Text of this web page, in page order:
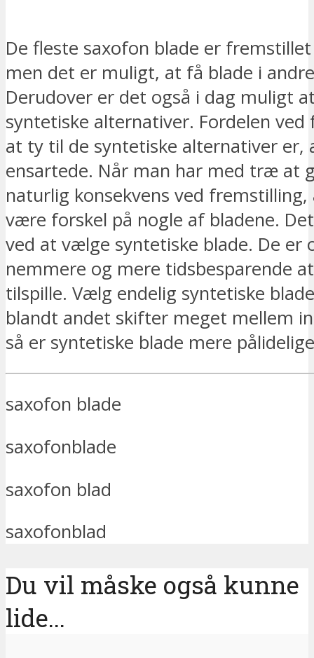
De fleste saxofon blade er
men det er muligt, at få blade i
Derudover er det også i dag muligt
syntetiske alternativer. Fordelen ved
at ty til de syntetiske alternativer er,
ensartede. Når man har med træ at
naturlig konsekvens ved fremstilling,
være forskel på nogle af bladene.
ved at vælge syntetiske blade. De er
nemmere og mere tidsbesparende
tilspille. Vælg endelig syntetiske
blandt andet skifter meget mellem
så er syntetiske blade mere
saxofon blade
saxofonblade
saxofon blad
saxofonblad
Du vil måske også kunne
lide...